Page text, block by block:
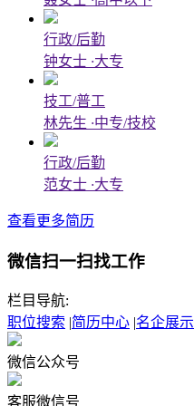
行政/后勤
钟女士 ·大专
技工/普工
林先生 ·中专/技校
行政/后勤
范女士 ·大专
查看更多简历
微信扫一扫找工作
栏目导航:
职位搜索 |简历中心 |名企展示
微信公众号
客服微信号